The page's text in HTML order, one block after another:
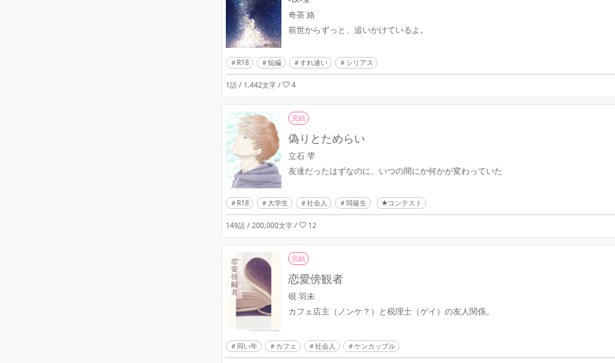
奇茶 絡
前世からずっと、追いかけているよ。
R18 短編 すれ違い シリアス
1話 / 1,442文字 / 4
完結
偽りとためらい
立石 雫
友達だったはずなのに、いつの間にか何かが変わっていた
R18 大学生 社会人 同級生 ★コンテスト
149話 / 200,000文字 / 12
完結
恋愛傍観者
硯 羽未
カフェ店主（ノンケ？）と税理士（ゲイ）の友人関係。
同い年 カフェ 社会人 ケンカップル